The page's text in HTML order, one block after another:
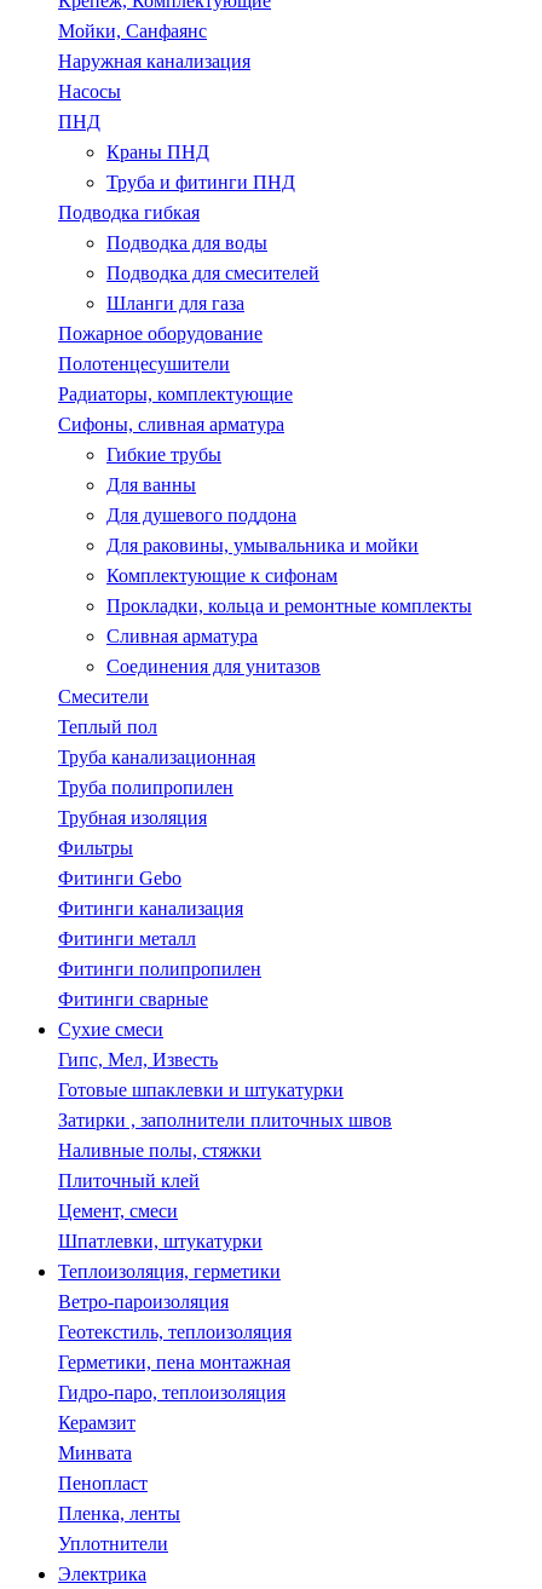
Мойки, Санфаянс
Наружная канализация
Насосы
ПНД
Краны ПНД
Труба и фитинги ПНД
Подводка гибкая
Подводка для воды
Подводка для смесителей
Шланги для газа
Пожарное оборудование
Полотенцесушители
Радиаторы, комплектующие
Сифоны, сливная арматура
Гибкие трубы
Для ванны
Для душевого поддона
Для раковины, умывальника и мойки
Комплектующие к сифонам
Прокладки, кольца и ремонтные комплекты
Сливная арматура
Соединения для унитазов
Смесители
Теплый пол
Труба канализационная
Труба полипропилен
Трубная изоляция
Фильтры
Фитинги Gebo
Фитинги канализация
Фитинги металл
Фитинги полипропилен
Фитинги сварные
Сухие смеси
Гипс, Мел, Известь
Готовые шпаклевки и штукатурки
Затирки , заполнители плиточных швов
Наливные полы, стяжки
Плиточный клей
Цемент, смеси
Шпатлевки, штукатурки
Теплоизоляция, герметики
Ветро-пароизоляция
Геотекстиль, теплоизоляция
Герметики, пена монтажная
Гидро-паро, теплоизоляция
Керамзит
Минвата
Пенопласт
Пленка, ленты
Уплотнители
Электрика